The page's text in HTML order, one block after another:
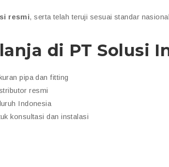
resmi, serta telah teruji sesuai standar
di PT Solusi
pipa dan fitting
resmi
Indonesia
konsultasi dan instalasi